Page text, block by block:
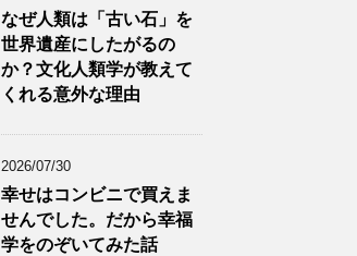
なぜ人類は「古い石」を
世界遺産にしたがるの
か？文化人類学が教えて
くれる意外な理由
2026/07/30
幸せはコンビニで買えま
せんでした。だから幸福
学をのぞいてみた話